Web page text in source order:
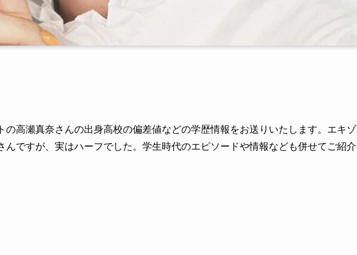
の高瀬真奈さんの出身高校の偏差値などの学歴情報をお送りいたします。エキゾ
んですが、実はハーフでした。学生時代のエピソードや情報なども併せてご紹介